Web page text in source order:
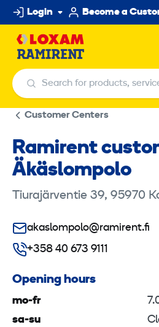
Skip
to
content
Login Become a
Search for products, services and
Search for products, services and
Customer Centers
Ramirent
Äkäslompolo
Tiurajärventie 39, 95970
akaslompolo@ramirent.fi
+358 40 673 9111
Opening hours
mo-fr
sa-su